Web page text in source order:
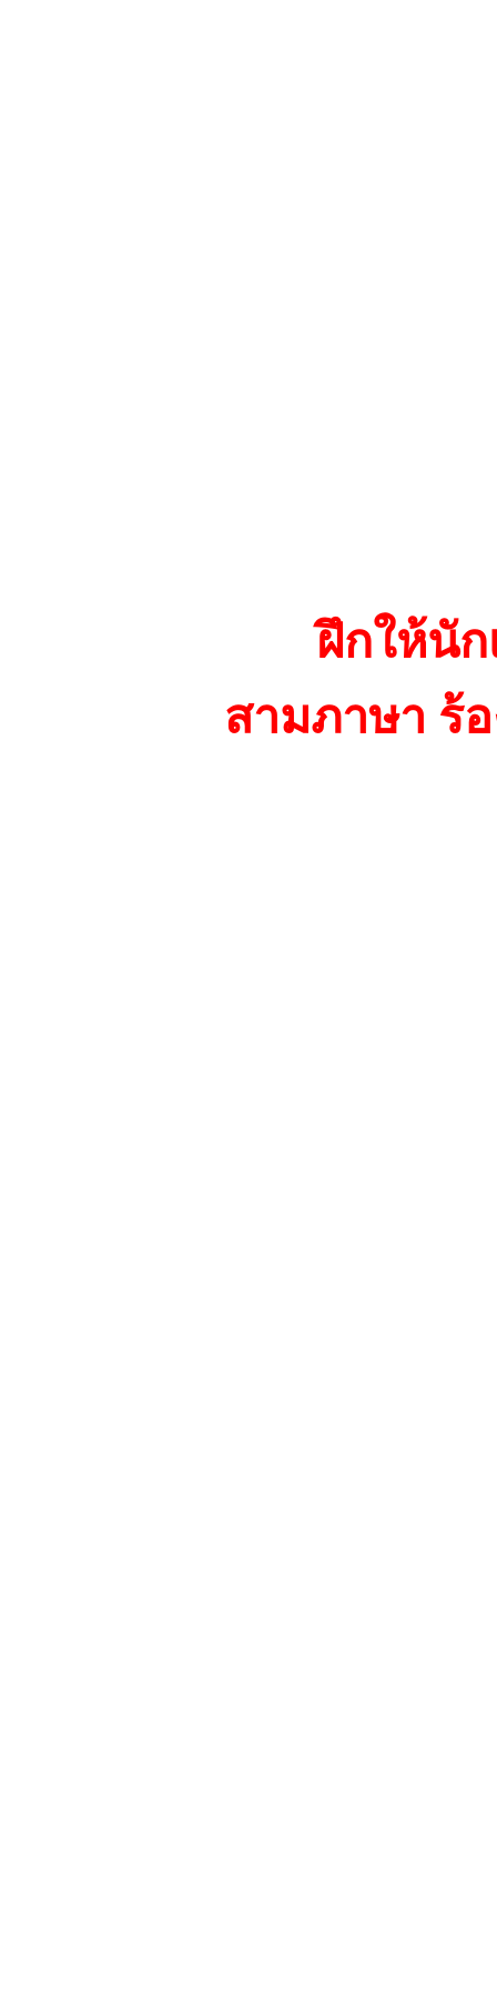
ฝึกให้นั
สามภาษา ร้